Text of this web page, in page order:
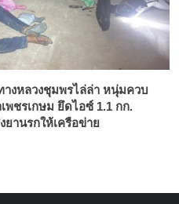
งหลวงชุมพรไล่ล่า หนุ่มควบ
พชรเกษม ยึดไอซ์ 1.1 กก.
ยานรกให้เครือข่าย